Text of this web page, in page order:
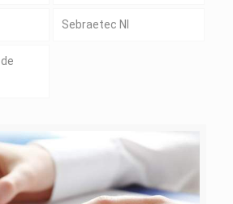
Sebraetec NI